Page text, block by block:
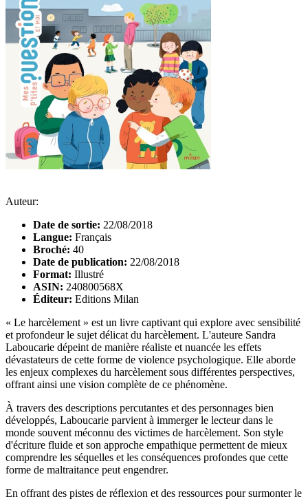
Auteur:
Date de sortie: 22/08/2018
Langue: Français
Broché: 40
Date de publication: 22/08/2018
Format: Illustré
ASIN: 240800568X
Éditeur: Editions Milan
« Le harcèlement » est un livre captivant qui explore avec sensibilité
et profondeur le sujet délicat du harcèlement. L'auteure Sandra
Laboucarie dépeint de manière réaliste et nuancée les effets
dévastateurs de cette forme de violence psychologique. Elle aborde
les enjeux complexes du harcèlement sous différentes perspectives,
offrant ainsi une vision complète de ce phénomène.
À travers des descriptions percutantes et des personnages bien
développés, Laboucarie parvient à immerger le lecteur dans le
monde souvent méconnu des victimes de harcèlement. Son style
d'écriture fluide et son approche empathique permettent de mieux
comprendre les séquelles et les conséquences profondes que cette
forme de maltraitance peut engendrer.
En offrant des pistes de réflexion et des ressources pour surmonter le